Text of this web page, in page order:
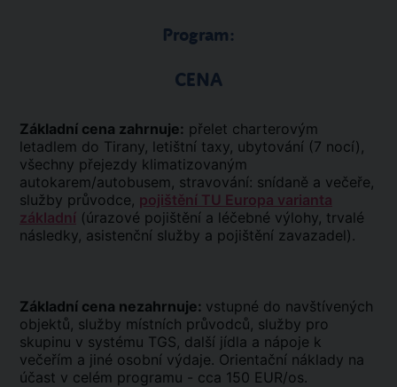
Program:
CENA
Základní cena zahrnuje: přelet charterovým
letadlem do Tirany, letištní taxy, ubytování (7 nocí),
všechny přejezdy klimatizovaným
autokarem/autobusem, stravování: snídaně a večeře,
služby průvodce, pojištění TU Europa varianta
základní (úrazové pojištění a léčebné výlohy, trvalé
následky, asistenční služby a pojištění zavazadel).
Základní cena nezahrnuje: vstupné do navštívených
objektů, služby místních průvodců, služby pro
skupinu v systému TGS, další jídla a nápoje k
večeřím a jiné osobní výdaje. Orientační náklady na
účast v celém programu - cca 150 EUR/os.